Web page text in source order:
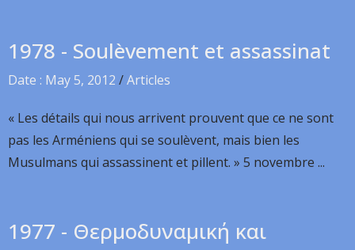
1978 - Soulèvement et assassinat
Date : May 5, 2012 /Articles
« Les détails qui nous arrivent prouvent que ce ne sont
pas les Arméniens qui se soulèvent, mais bien les
Musulmans qui assassinent et pillent. » 5 novembre ...
1977 - Θερμοδυναμική και